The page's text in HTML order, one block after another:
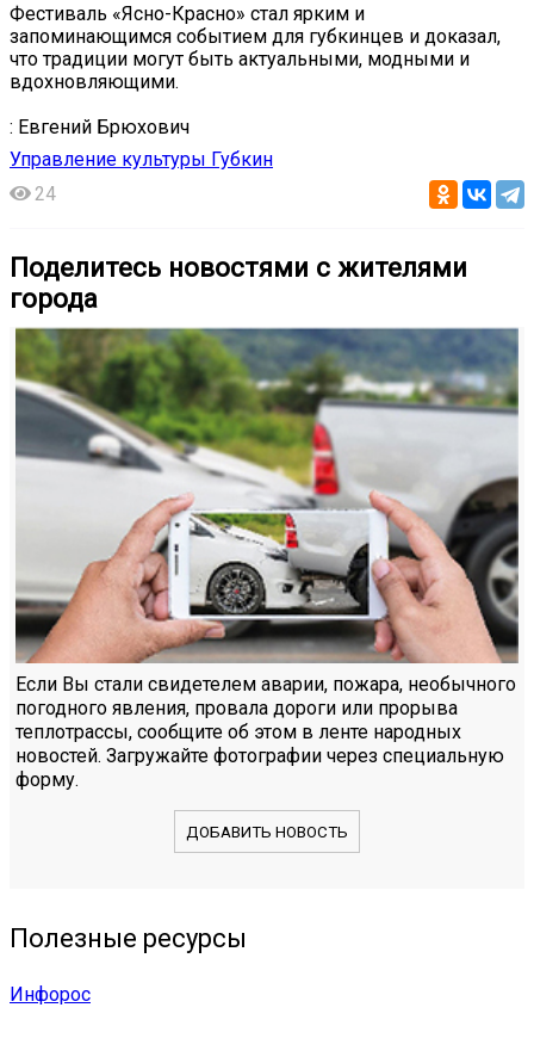
Фестиваль «Ясно-Красно» стал ярким и
запоминающимся событием для губкинцев и доказал,
что традиции могут быть актуальными, модными и
вдохновляющими.
: Евгений Брюхович
Управление культуры Губкин
24
Поделитесь новостями с жителями
города
Если Вы стали свидетелем аварии, пожара, необычного
погодного явления, провала дороги или прорыва
теплотрассы, сообщите об этом в ленте народных
новостей. Загружайте фотографии через специальную
форму.
ДОБАВИТЬ НОВОСТЬ
Полезные ресурсы
Инфорос